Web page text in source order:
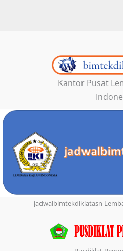
Kantor Pusat
jadwalbimtekdiklatasn